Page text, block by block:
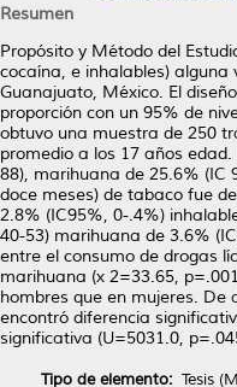
Resumen
Propósito y Método del
cocaína, e inhalables)
Guanajuato, México. El
proporción con un 95% de
obtuvo una muestra de 250
promedio a los 17 años
88), marihuana de 25.6% (IC
doce meses) de tabaco fue
2.8% (IC95%, 0-.4%)
40-53) marihuana de 3.6%
entre el consumo de drogas
marihuana (x 2=33.65,
hombres que en mujeres. De
encontró diferencia
significativa (U=5031.0,
Tipo de elemento: Tesis